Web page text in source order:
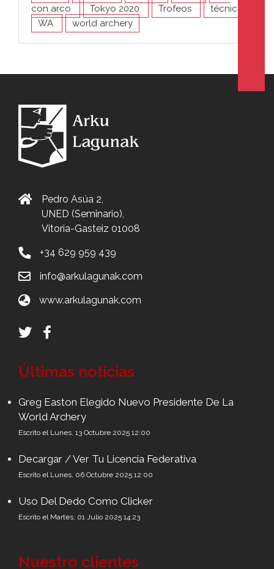
con arco Tokyo 2020 Trofeos
técnica
WA
world archery
Pedro Asúa 2,
UNED (Seminario),
Vitoria-Gasteiz 01008
+34 629 959 439
info@arkulagunak.com
www.arkulagunak.com
Últimas noticias
Greg Easton Elegido Nuevo Presidente De La
World Archery
Escrito el Lunes, 13 Octubre 2025 12:00
Decargar / Ver Tu Licencia Federativa
Escrito el Lunes, 06 Octubre 2025 12:00
Uso Del Dedo Como Clicker
Escrito el Martes, 01 Julio 2025 14:23
Nuestro clientes